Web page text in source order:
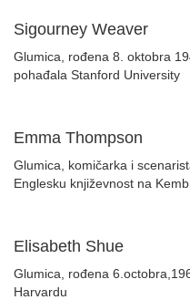
Sigourney Weaver
Glumica, rođena 8. oktobra
pohađala Stanford University
Emma Thompson
Glumica, komičarka i
Englesku književnost na
Elisabeth Shue
Glumica, rođena
Harvardu